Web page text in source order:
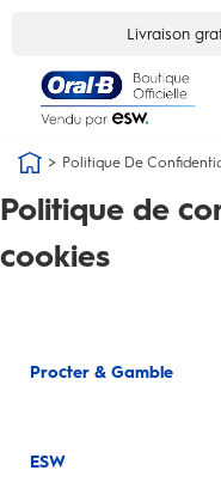
Livraison
Politique De
Politique de
cookies
Procter & Gamble
ESW